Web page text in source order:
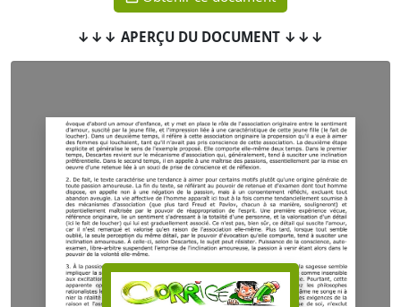
↓↓↓ APERÇU DU DOCUMENT ↓↓↓